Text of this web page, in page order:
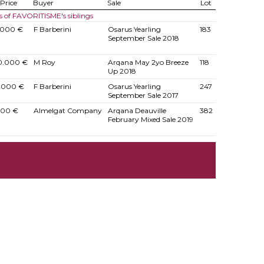
Price Buyer Sale
Lot
of FAVORITISME's siblings
€ F Barberini
Osarus Yearling
September Sale 2018
183
€ M Roy
Arqana May 2yo Breeze
Up 2018
118
€ F Barberini
Osarus Yearling
September Sale 2017
247
€ Almelgat Company
Arqana Deauville
February Mixed Sale 2019
382